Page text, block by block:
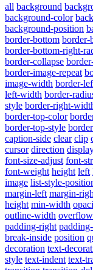
all background
background-color
background-position
border-bottom border-
border-bottom-right-
border-collapse
border-image-repeat
image-width border-
left-width border-
style border-right-
border-top-color
border-top-style
caption-side clear clip
cursor direction
font-size-adjust font-
font-weight height left
image list-style-
margin-left margin-
height min-width
outline-width overflow
padding-right
break-inside position
decoration text-
style text-indent text-